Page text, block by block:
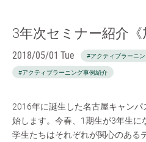
3年次セミナー紹介《
2018/05/01 Tue #アクティブラーニ
#アクティブラーニング事例紹介
2016年に誕生した名古屋キャン
始します。今春、1期生が3年生に
学生たちはそれぞれが関心のある